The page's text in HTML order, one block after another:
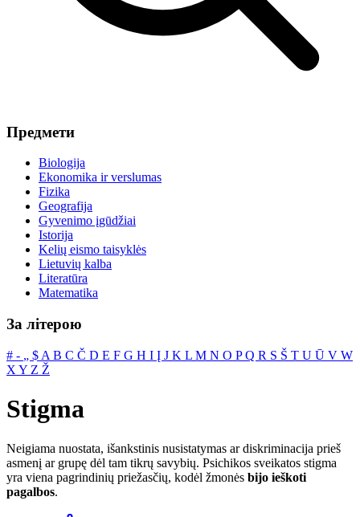
Предмети
Biologija
Ekonomika ir verslumas
Fizika
Geografija
Gyvenimo įgūdžiai
Istorija
Kelių eismo taisyklės
Lietuvių kalba
Literatūra
Matematika
За літерою
# ‐ „ $ A B C Č D E F G H I Į J K L M N O PQ R S Š T U Ū V W
X Y Z Ž
Stigma
Neigiama nuostata, išankstinis nusistatymas ar diskriminacija prieš
asmenį ar grupę dėl tam tikrų savybių. Psichikos sveikatos stigma
yra viena pagrindinių priežasčių, kodėl žmonės bijo ieškoti
pagalbos.